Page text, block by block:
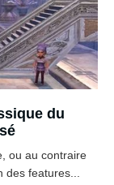
du
ou au contraire
features...